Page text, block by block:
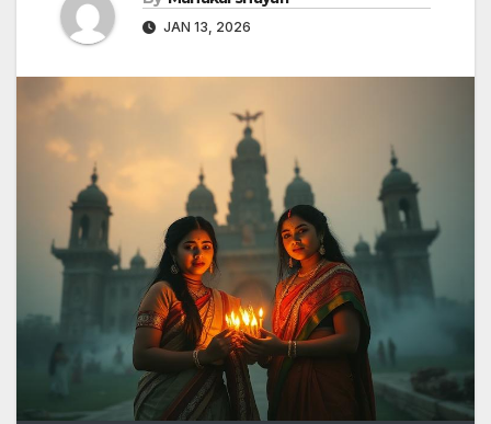
JAN 13, 2026